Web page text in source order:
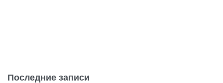
Последние записи